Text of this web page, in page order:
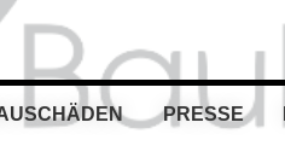
PRESSE